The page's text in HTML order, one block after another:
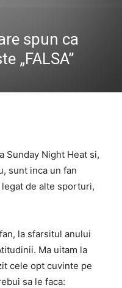
spun ca
„FALSA”
Sunday Night Heat si,
sunt inca un fan
de alte sporturi,
la sfarsitul anului
Ma uitam la
cele opt cuvinte pe
sa le faca: